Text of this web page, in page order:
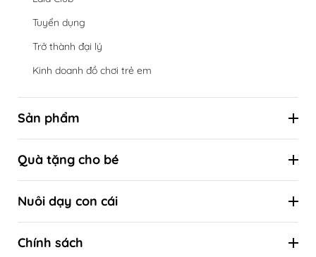
Tuyển dụng
Trở thành đại lý
Kinh doanh đồ chơi trẻ em
Sản phẩm
Hộp đồ chơi định kỳ theo cột mốc phát triển
Đồ chơi theo tuổi
Quà tặng cho bé
Combo ưu đãi
Quà tặng sinh nhật
Nuôi dạy con cái
Kiến thức nuôi con khoa học
Kiến thức khoa học về sự phát triển của trẻ
Chính sách